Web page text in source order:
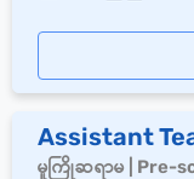
Assistant
မူကြိုဆရာမ | Pre-